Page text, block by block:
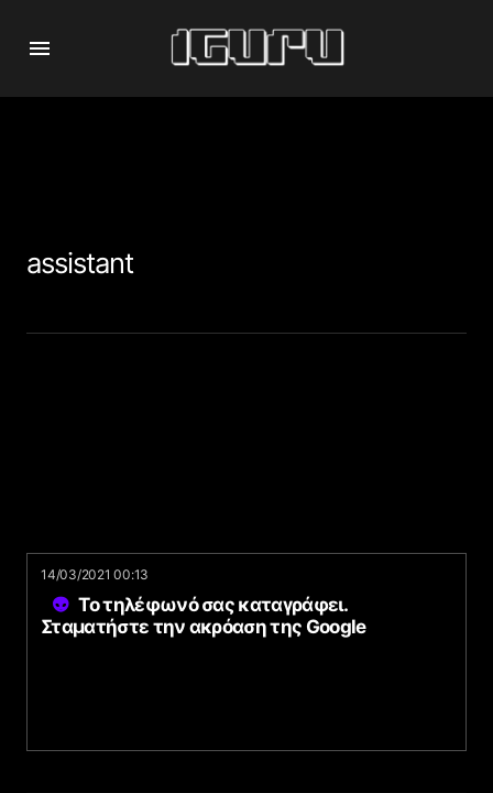
assistant
14/03/2021 00:13
Το τηλέφωνό σας καταγράφει.
Σταματήστε την ακρόαση της Google